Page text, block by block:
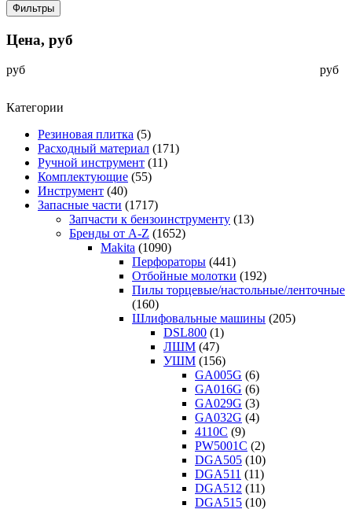
Фильтры
Цена, руб
руб руб
Категории
Резиновая плитка (5)
Расходный материал (171)
Ручной инструмент (11)
Комплектующие (55)
Инструмент (40)
Запасные части (1717)
Запчасти к бензоинструменту (13)
Бренды от A-Z (1652)
Makita (1090)
Перфораторы (441)
Отбойные молотки (192)
Пилы торцевые/настольные/ленточные
(160)
Шлифовальные машины (205)
DSL800 (1)
ЛШМ (47)
УШМ (156)
GA005G (6)
GA016G (6)
GA029G (3)
GA032G (4)
4110C (9)
PW5001C (2)
DGA505 (10)
DGA511 (11)
DGA512 (11)
DGA515 (10)